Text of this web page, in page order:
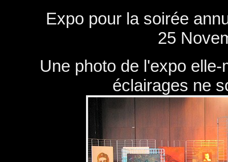
Expo pour la soirée
25
Une photo de l'expo
éclairages ne